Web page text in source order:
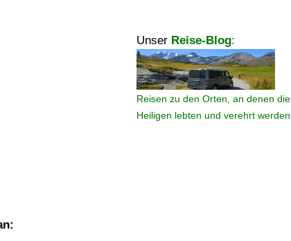
Unser Reise-Blog:
Reisen zu den Orten, an denen die
Heiligen lebten und verehrt werden.